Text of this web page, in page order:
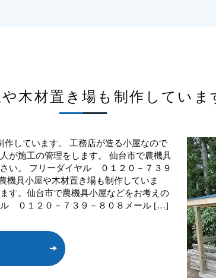
木材置き場も制作していま
しています。 工務店が造る小屋なので
が施工の管理をします。 仙台市で農機具
い。 フリーダイヤル ０１２０－７３９
具小屋や木材置き場も制作していま
す。仙台市で農機具小屋などをお考えの
ル ０１２０－７３９－８０８メール […]